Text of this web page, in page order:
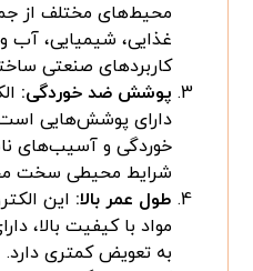
محیط‌های مختلف از
غذایی، شیمیایی، آب
کاربردهای صنعتی
پوشش ضد خوردگی:
دارای پوشش‌هایی است
خوردگی و آسیب‌های
شرایط محیطی سخت
طول عمر بالا: این
مواد با کیفیت بالا،
به تعویض کمتری دارد.